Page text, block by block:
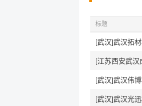
标题
[武汉]武汉拓
[江苏西安武
[武汉]武汉伟
[武汉]武汉光